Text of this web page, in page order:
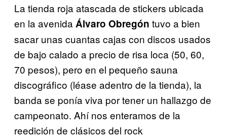
La tienda roja atascada de stickers ubicada
en la avenida Álvaro Obregón tuvo a bien
sacar unas cuantas cajas con discos usados
de bajo calado a precio de risa loca (50, 60,
70 pesos), pero en el pequeño sauna
discográfico (léase adentro de la tienda), la
banda se ponía viva por tener un hallazgo de
campeonato. Ahí nos enteramos de la
reedición de clásicos del rock